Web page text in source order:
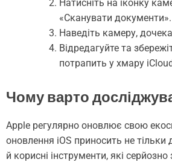
Натисніть на іконку
«Сканувати документи».
Наведіть камеру,
Відредагуйте та
потрапить у хмару
Чому варто
Apple регулярно оновлює свою
оновлення iOS приносить не тільки
й корисні інструменти, які